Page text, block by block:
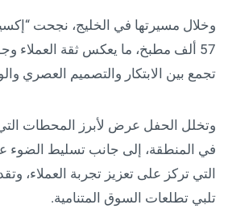
وخلال مسيرتها في الخليج، نجحت
57 ألف مطبخ، ما يعكس ثقة العملاء
تجمع بين الابتكار والتصميم العصري
وتخلل الحفل عرض لأبرز المحطات
في المنطقة، إلى جانب تسليط الضوء
التي تركز على تعزيز تجربة العملاء،
تلبي تطلعات السوق المتنامية.